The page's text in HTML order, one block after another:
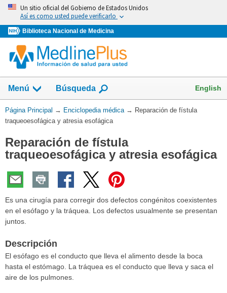
Omita
vaya
al
Contenido
Un sitio oficial del Gobierno de Estados Unidos
Así es como usted puede verificarlo
Biblioteca Nacional de Medicina
Menú Búsqueda English
Usted
está
Página Principal → Enciclopedia médica → Reparación de fístula
traqueoesofágica y atresia esofágica
Reparación de fístula
traqueoesofágica y atresia esofágica
Es una cirugía para corregir dos defectos congénitos coexistentes
en el esófago y la tráquea. Los defectos usualmente se presentan
juntos.
Descripción
El esófago es el conducto que lleva el alimento desde la boca
hasta el estómago. La tráquea es el conducto que lleva y saca el
aire de los pulmones.